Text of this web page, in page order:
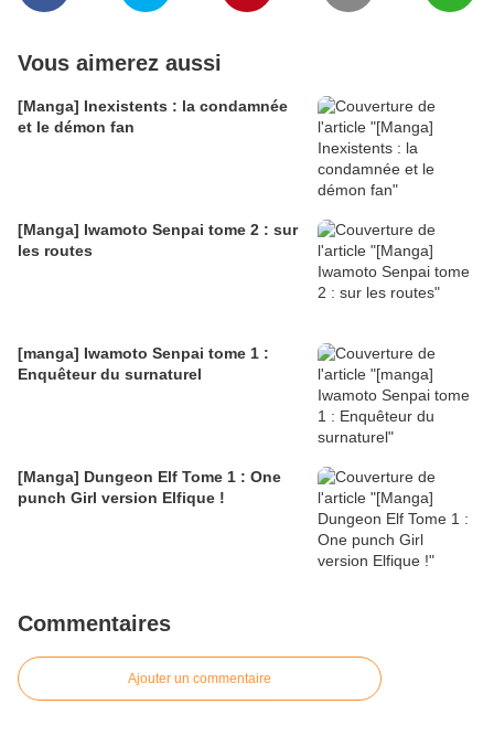
Vous aimerez aussi
[Manga] Inexistents : la condamnée
et le démon fan
[Manga] Iwamoto Senpai tome 2 : sur
les routes
[manga] Iwamoto Senpai tome 1 :
Enquêteur du surnaturel
[Manga] Dungeon Elf Tome 1 : One
punch Girl version Elfique !
Commentaires
Ajouter un commentaire